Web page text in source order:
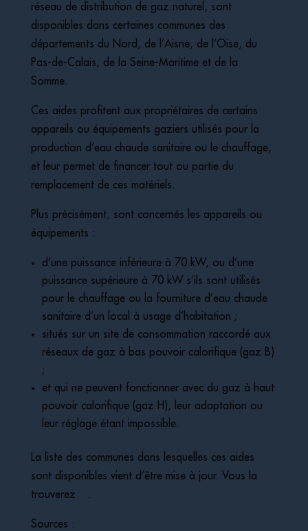
réseau de distribution de gaz naturel, sont
disponibles dans certaines communes des
départements du Nord, de l’Aisne, de l’Oise, du
Pas-de-Calais, de la Seine-Maritime et de la
Somme.
Ces aides profitent aux propriétaires de certains
appareils ou équipements gaziers utilisés pour la
production d’eau chaude sanitaire ou le chauffage,
et leur permet de financer tout ou partie du
remplacement de ces matériels.
Plus précisément, sont concernés les appareils ou
équipements :
d’une puissance inférieure à 70 kW, ou d’une
puissance supérieure à 70 kW s’ils sont utilisés
pour le chauffage ou la fourniture d’eau chaude
sanitaire d’un local à usage d’habitation ;
situés sur un site de consommation raccordé aux
réseaux de gaz à bas pouvoir calorifique (gaz B)
;
et qui ne peuvent fonctionner avec du gaz à haut
pouvoir calorifique (gaz H), leur adaptation ou
leur réglage étant impossible.
La liste des communes dans lesquelles ces aides
sont disponibles vient d’être mise à jour. Vous la
trouverez
Sources :